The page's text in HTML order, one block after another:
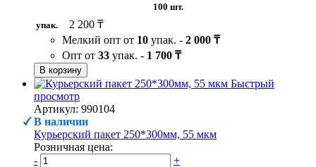
100 шт.
упак.
2 200 ₸
Мелкий опт от 10 упак. - 2 000 ₸
Опт от 33 упак. - 1 700 ₸
В корзину
Быстрый
просмотр
Артикул: 990104
В наличии
Курьерский пакет 250*300мм, 55 мкм
Розничная цена:
-
+